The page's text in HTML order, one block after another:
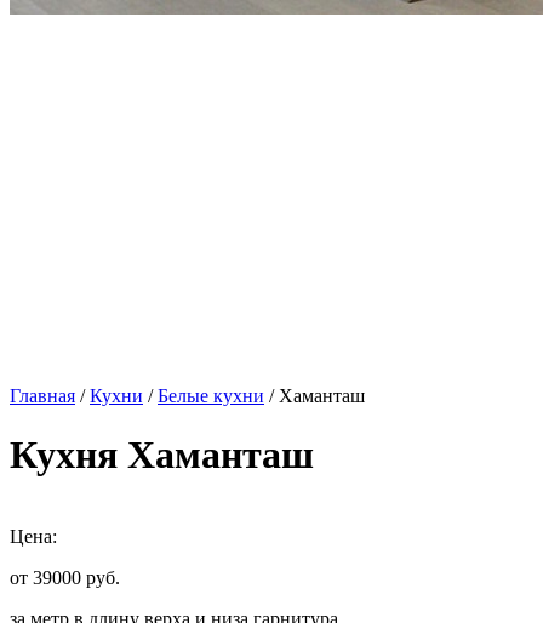
Главная /Кухни /Белые кухни / Хаманташ
Кухня Хаманташ
Цена:
от 39000 руб.
за метр в длину верха и низа гарнитура